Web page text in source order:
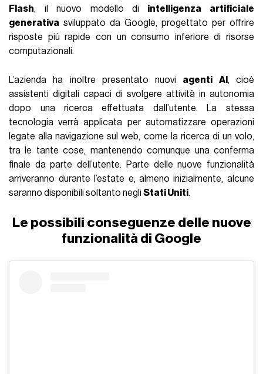
Flash, il nuovo modello di intelligenza artificiale
generativa sviluppato da Google, progettato per offrire
risposte più rapide con un consumo inferiore di risorse
computazionali.
L’azienda ha inoltre presentato nuovi agenti AI , cioè
assistenti digitali capaci di svolgere attività in autonomia
dopo una ricerca effettuata dall’utente. La stessa
tecnologia verrà applicata per automatizzare operazioni
legate alla navigazione sul web, come la ricerca di un volo,
tra le tante cose, mantenendo comunque una conferma
finale da parte dell’utente. Parte delle nuove funzionalità
arriveranno durante l’estate e, almeno inizialmente, alcune
saranno disponibili soltanto negliStati Uniti.
Le possibili conseguenze delle nuove
funzionalità di Google